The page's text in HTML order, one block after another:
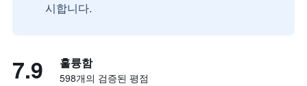
시합니다.
7.9 훌륭함
598개의 검증된 평점